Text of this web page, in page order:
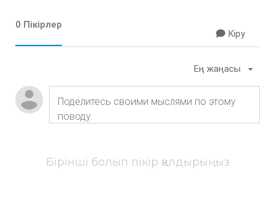
0 Пікірлер
Кіру
Ең жаңасы
Бірінші болып пікір қалдырыңыз